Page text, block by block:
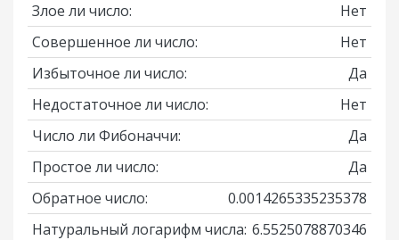
Злое ли число:
Нет
Совершенное ли число:
Нет
Избыточное ли число:
Да
Недостаточное ли число:
Нет
Число ли Фибоначчи:
Да
Простое ли число:
Да
Обратное число:
0.0014265335235378
Натуральный логарифм числа: 6.5525078870346